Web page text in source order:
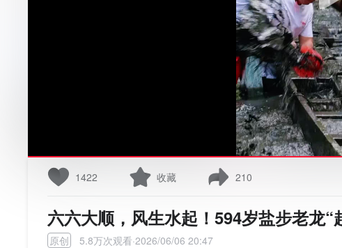
1422 收藏 210
六六大顺，风生水起！594岁盐步老龙“
原创 5.8万次观看·2026/06/06 20:47